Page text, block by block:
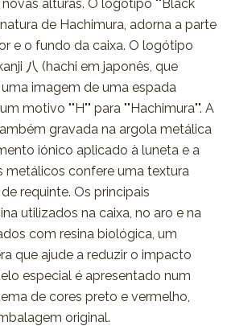
alturas. O logótipo ""Black
de Hachimura, adorna a parte
e o fundo da caixa. O logótipo
八 (hachi em japonês, que
imagem de uma espada
motivo ""H"" para ""Hachimura"". A
gravada na argola metálica
iónico aplicado à luneta e a
confere uma textura
requinte. Os principais
utilizados na caixa, no aro e na
com resina biológica, um
que ajude a reduzir o impacto
especial é apresentado num
de cores preto e vermelho,
original.